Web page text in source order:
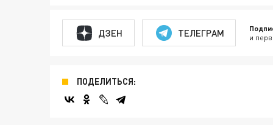
ДЗЕН ТЕЛЕГРАМ и
ПОДЕЛИТЬСЯ: